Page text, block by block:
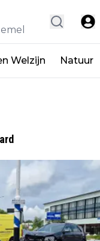
Welzijn Natuur